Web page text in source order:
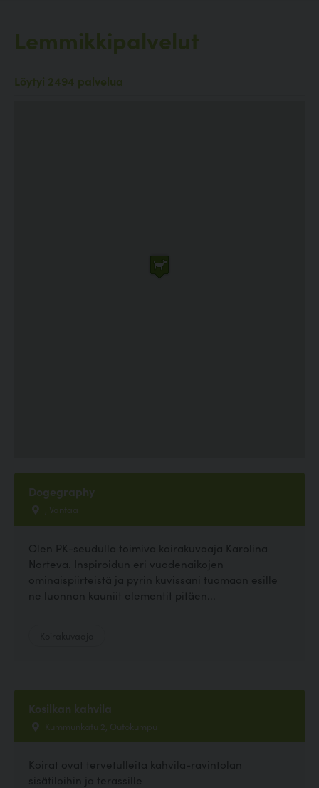
Lemmikkipalvelut
Löytyi 2494 palvelua
Dogegraphy
, Vantaa
Olen PK-seudulla toimiva koirakuvaaja Karolina
Norteva. Inspiroidun eri vuodenaikojen
ominaispiirteistä ja pyrin kuvissani tuomaan esille
ne luonnon kauniit elementit pitäen...
Kosilkan kahvila
Kummunkatu 2, Outokumpu
Koirat ovat tervetulleita kahvila-ravintolan
sisätiloihin ja terassille